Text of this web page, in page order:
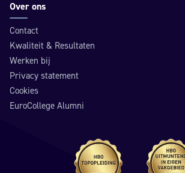
Over ons
Contact
Kwaliteit & Resultaten
Werken bij
Privacy statement
Cookies
EuroCollege Alumni